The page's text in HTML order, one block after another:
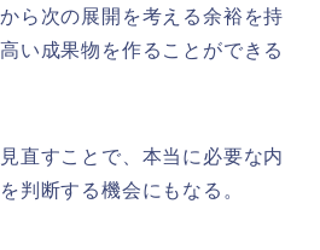
ら次の展開を考える余裕を持
い成果物を作ることができる
直すことで、本当に必要な内
判断する機会にもなる。